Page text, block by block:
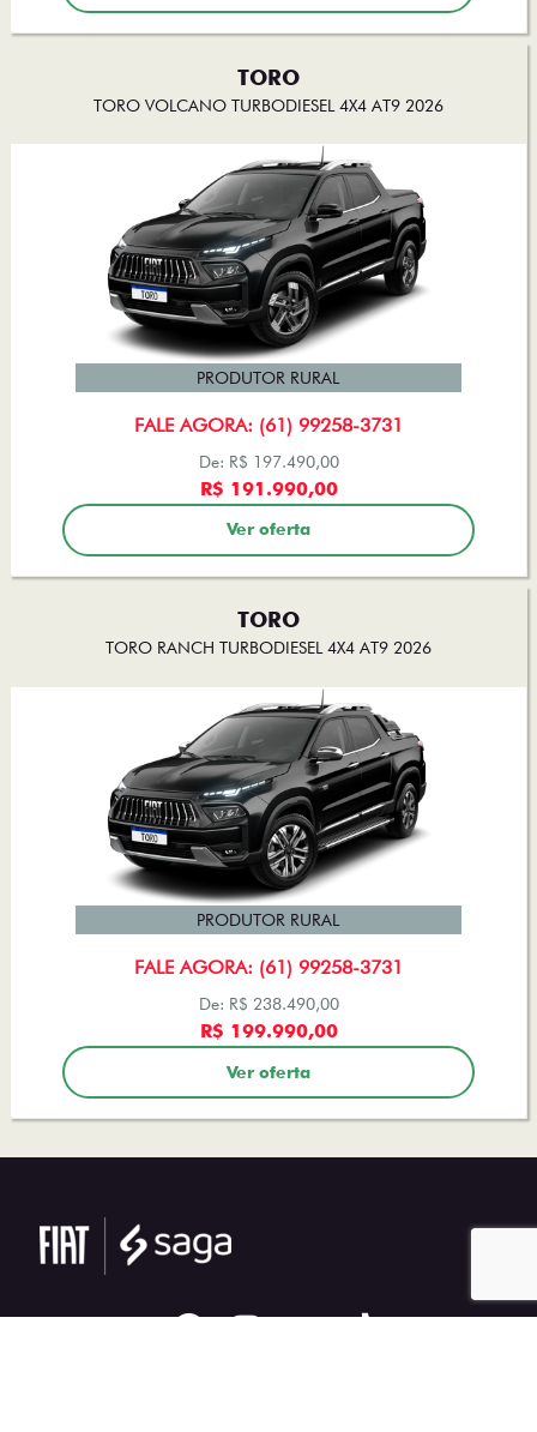
TORO
TORO VOLCANO TURBODIESEL 4X4 AT9 2026
FALE AGORA: (61) 99258-3731
PRODUTOR RURAL
De: R$ 197.490,00
R$ 191.990,00
Ver oferta
TORO
TORO RANCH TURBODIESEL 4X4 AT9 2026
FALE AGORA: (61) 99258-3731
PRODUTOR RURAL
De: R$ 238.490,00
R$ 199.990,00
Ver oferta